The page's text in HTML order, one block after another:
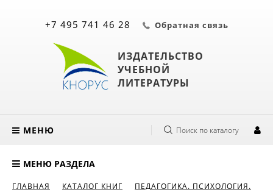
ИЗДАТЕЛЬСТВО
УЧЕБНОЙ
ЛИТЕРАТУРЫ
+7 495 741 46 28 Обратная связь
МЕНЮ Поиск по каталогу
МЕНЮ РАЗДЕЛА
ГЛАВНАЯ КАТАЛОГ КНИГ
ПЕДАГОГИКА. ПСИХОЛОГИЯ.